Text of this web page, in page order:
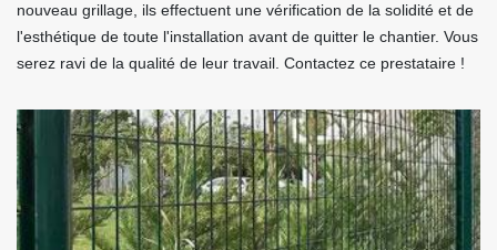
nouveau grillage, ils effectuent une vérification de la solidité et de
l'esthétique de toute l'installation avant de quitter le chantier. Vous
serez ravi de la qualité de leur travail. Contactez ce prestataire !